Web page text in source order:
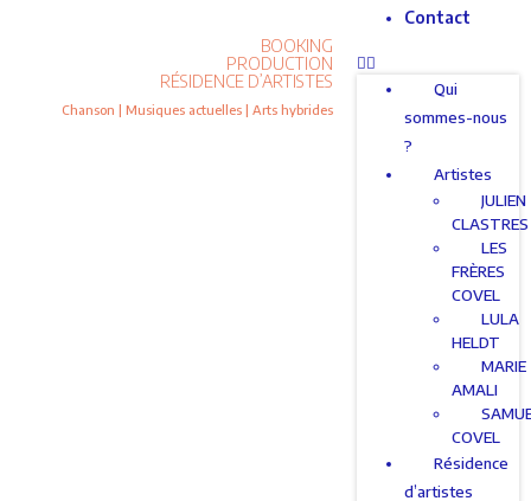
BOOKING
PRODUCTION
RÉSIDENCE D’ARTISTES
Chanson | Musiques actuelles | Arts hybrides
Contact
Qui
sommes-nous
?
Artistes
JULIEN
CLASTRES
LES
FRÈRES
COVEL
LULA
HELDT
MARIE
AMALI
COVEL
Résidence
d’artistes